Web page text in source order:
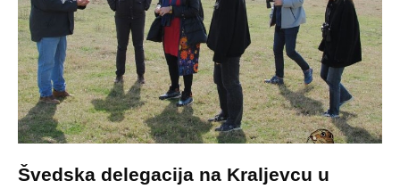
Švedska delegacija na Kraljevcu u